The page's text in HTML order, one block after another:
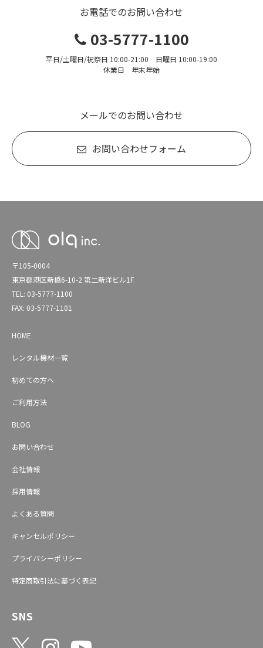
お電話でのお問い合わせ
03-5777-1100
平日/土曜日/祝祭日 10:00-21:00 日曜日 10:00-19:00
休業日 年末年始
メールでのお問い合わせ
お問い合わせフォーム
〒105-0004
東京都港区新橋6-10-2 第二新洋ビル1F
TEL: 03-5777-1100
FAX: 03-5777-1101
HOME
レンタル機材一覧
初めての方へ
ご利用方法
BLOG
お問い合わせ
会社情報
採用情報
よくある質問
キャンセルポリシー
プライバシーポリシー
特定商取引法に基づく表記
SNS